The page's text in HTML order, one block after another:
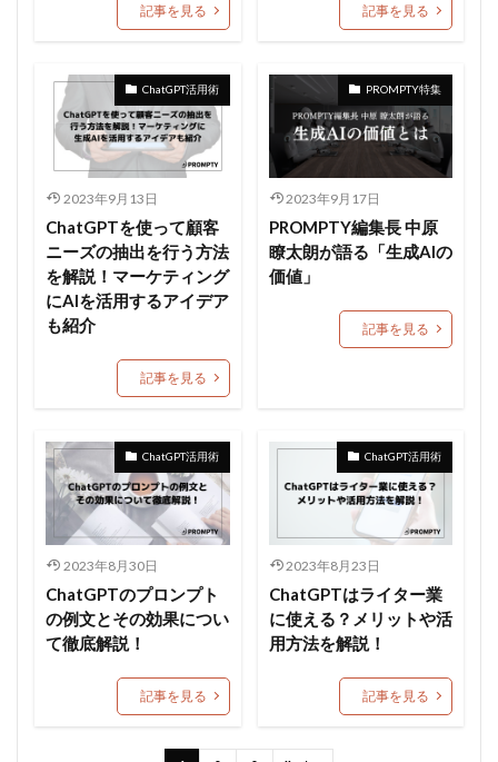
記事を見る 記事を見る
ChatGPT活用術
2023年9月13日
ChatGPTを使って顧客
ニーズの抽出を行う方法
を解説！マーケティング
にAIを活用するアイデア
も紹介
記事を見る
PROMPTY特集
2023年9月17日
PROMPTY編集長 中原
瞭太朗が語る「生成AIの
価値」
記事を見る
ChatGPT活用術
2023年8月30日
ChatGPTのプロンプト
の例文とその効果につい
て徹底解説！
記事を見る
ChatGPT活用術
2023年8月23日
ChatGPTはライター業
に使える？メリットや活
用方法を解説！
記事を見る